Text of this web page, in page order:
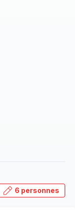
6 personnes